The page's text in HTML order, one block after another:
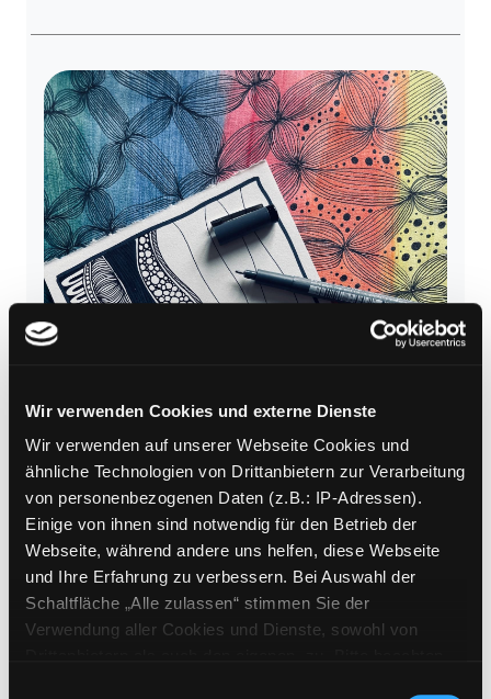
Wir verwenden Cookies und externe Dienste
Wir verwenden auf unserer Webseite Cookies und
ähnliche Technologien von Drittanbietern zur Verarbeitung
von personenbezogenen Daten (z.B.: IP-Adressen).
Einige von ihnen sind notwendig für den Betrieb der
Webseite, während andere uns helfen, diese Webseite
und Ihre Erfahrung zu verbessern. Bei Auswahl der
Schaltfläche „Alle zulassen“ stimmen Sie der
Verwendung aller Cookies und Dienste, sowohl von
17.11.2026
© Julia Strobel